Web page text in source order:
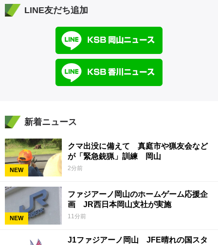
LINE友だち追加
新着ニュース
NEW
クマ出没に備えて 真庭市や猟友会など
が「緊急銃猟」訓練 岡山
2分前
NEW
ファジアーノ岡山のホームゲーム応援企
画 JR西日本岡山支社が実施
11分前
J1ファジアーノ岡山 JFE晴れの国スタ